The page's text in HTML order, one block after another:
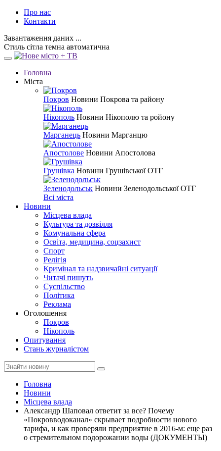
Про нас
Контакти
Завантаження даних ...
Стиль сітла темна автоматична
Головна
Міста
Покров Новини Покрова та району
Нікополь Новини Нікополю та ройону
Марганець Новини Марганцю
Апостолове Новини Апостолова
Грушівка Новини Грушівської ОТГ
Зеленодольськ Новини Зеленодольської ОТГ
Всі міста
Новини
Місцева влада
Культура та дозвілля
Комунальна сфера
Освіта, медицина, соцзахист
Спорт
Релігія
Кримінал та надзвичайні ситуації
Читачі пишуть
Суспільство
Політика
Реклама
Оголошення
Покров
Нікополь
Опитування
Стань журналістом
Головна
Новини
Місцева влада
Александр Шаповал ответит за все? Почему
«Покровводоканал» скрывает подробности нового
тарифа, и как проверяли предприятие в 2016-м: еще раз
о стремительном подорожании воды (ДОКУМЕНТЫ)